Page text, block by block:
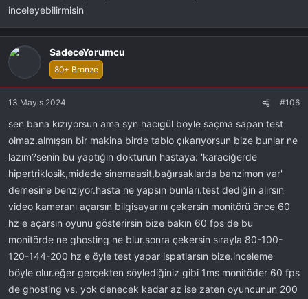
inceleyebilirmisin
SadeceYorumcu
80+ Bronze
13 Mayıs 2024 #106
sen bana kızıyorsun ama syn hacıgül böyle saçma sapan test
olmaz.almışsın bir makina birde tablo çıkarıyorsun bize bunlar ne
lazım?senin bu yaptığın dokturun hastaya: 'karaciğerde
hipertriklosik,midede sinemaasit,bağırsaklarda banzimon var'
demesine benziyor.hasta ne yapsın bunları.test dediğin alırsın
video kameranı açarsın bilgisayarını çekersin monitörü önce 60
hz e açarsın oyunu gösterirsin bize bakın 60 fps de bu
monitörde ne ghosting ne blur.sonra çekersin sırayla 80-100-
120-144-200 hz e öyle test yapar ispatlarsın bize.inceleme
böyle olur.eğer gerçekten söylediğiniz gibi 1ms monitöder 60 fps
de ghosting vs. yok denecek kadar az ise zaten oyuncunun 200